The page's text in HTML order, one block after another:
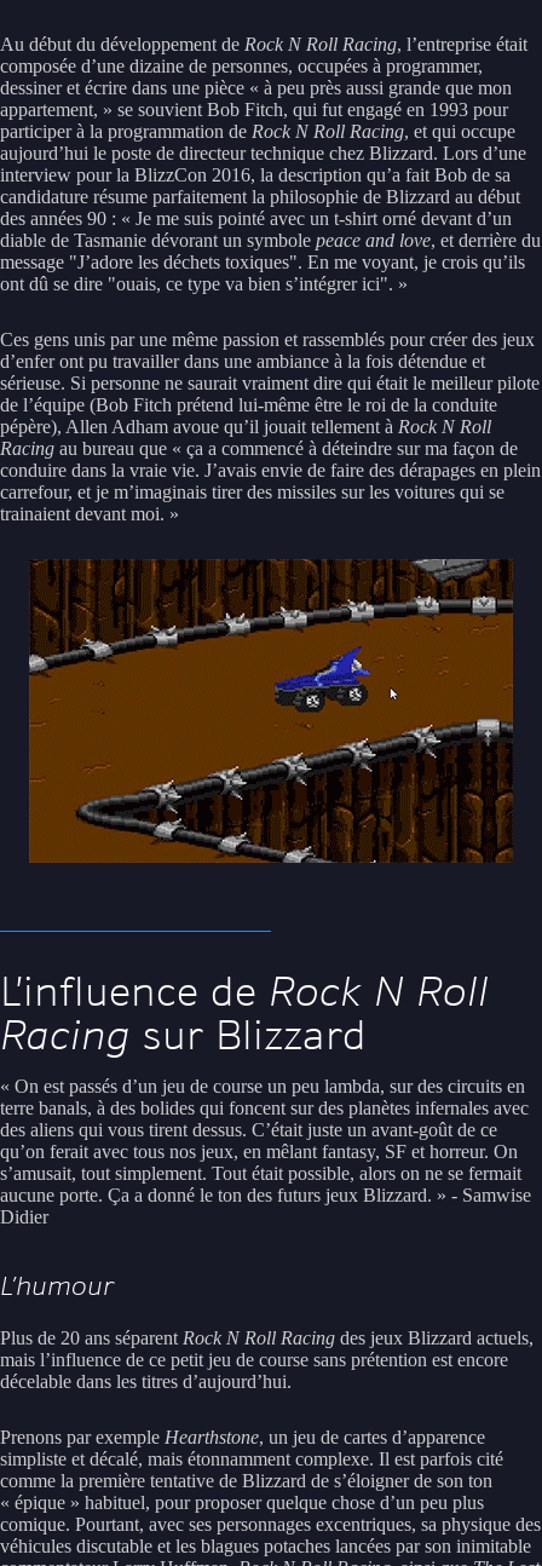
Au début du développement de Rock N Roll Racing, l’entreprise était
composée d’une dizaine de personnes, occupées à programmer,
dessiner et écrire dans une pièce « à peu près aussi grande que mon
appartement, » se souvient Bob Fitch, qui fut engagé en 1993 pour
participer à la programmation de Rock N Roll Racing, et qui occupe
aujourd’hui le poste de directeur technique chez Blizzard. Lors d’une
interview pour la BlizzCon 2016, la description qu’a fait Bob de sa
candidature résume parfaitement la philosophie de Blizzard au début
des années 90 : « Je me suis pointé avec un t-shirt orné devant d’un
diable de Tasmanie dévorant un symbole peace and love, et derrière du
message "J’adore les déchets toxiques". En me voyant, je crois qu’ils
ont dû se dire "ouais, ce type va bien s’intégrer ici". »
Ces gens unis par une même passion et rassemblés pour créer des jeux
d’enfer ont pu travailler dans une ambiance à la fois détendue et
sérieuse. Si personne ne saurait vraiment dire qui était le meilleur pilote
de l’équipe (Bob Fitch prétend lui-même être le roi de la conduite
pépère), Allen Adham avoue qu’il jouait tellement à Rock N Roll
Racing au bureau que « ça a commencé à déteindre sur ma façon de
conduire dans la vraie vie. J’avais envie de faire des dérapages en plein
carrefour, et je m’imaginais tirer des missiles sur les voitures qui se
trainaient devant moi. »
L’influence de Rock N Roll
Racing sur Blizzard
« On est passés d’un jeu de course un peu lambda, sur des circuits en
terre banals, à des bolides qui foncent sur des planètes infernales avec
des aliens qui vous tirent dessus. C’était juste un avant-goût de ce
qu’on ferait avec tous nos jeux, en mêlant fantasy, SF et horreur. On
s’amusait, tout simplement. Tout était possible, alors on ne se fermait
aucune porte. Ça a donné le ton des futurs jeux Blizzard. » - Samwise
Didier
L’humour
Plus de 20 ans séparent Rock N Roll Racing des jeux Blizzard actuels,
mais l’influence de ce petit jeu de course sans prétention est encore
décelable dans les titres d’aujourd’hui.
Prenons par exemple Hearthstone, un jeu de cartes d’apparence
simpliste et décalé, mais étonnamment complexe. Il est parfois cité
comme la première tentative de Blizzard de s’éloigner de son ton
« épique » habituel, pour proposer quelque chose d’un peu plus
comique. Pourtant, avec ses personnages excentriques, sa physique des
véhicules discutable et les blagues potaches lancées par son inimitable